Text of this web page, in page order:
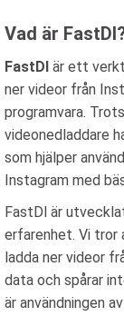
Vad är
FastDl är ett
ner videor från
programvara.
videonedladdare
som hjälper
Instagram med
FastDl är
erfarenhet. Vi tror
ladda ner videor
data och spårar
är användningen